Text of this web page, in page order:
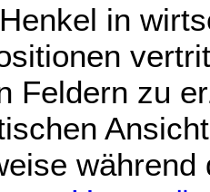
in
Feldern zu